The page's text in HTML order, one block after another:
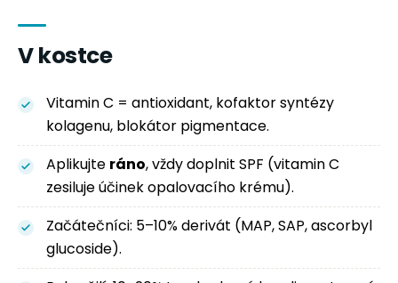
V kostce
Vitamin C = antioxidant, kofaktor syntézy
kolagenu, blokátor pigmentace.
Aplikujte ráno, vždy doplnit SPF (vitamin C
zesiluje účinek opalovacího krému).
Začátečníci: 5–10% derivát (MAP, SAP, ascorbyl
glucoside).